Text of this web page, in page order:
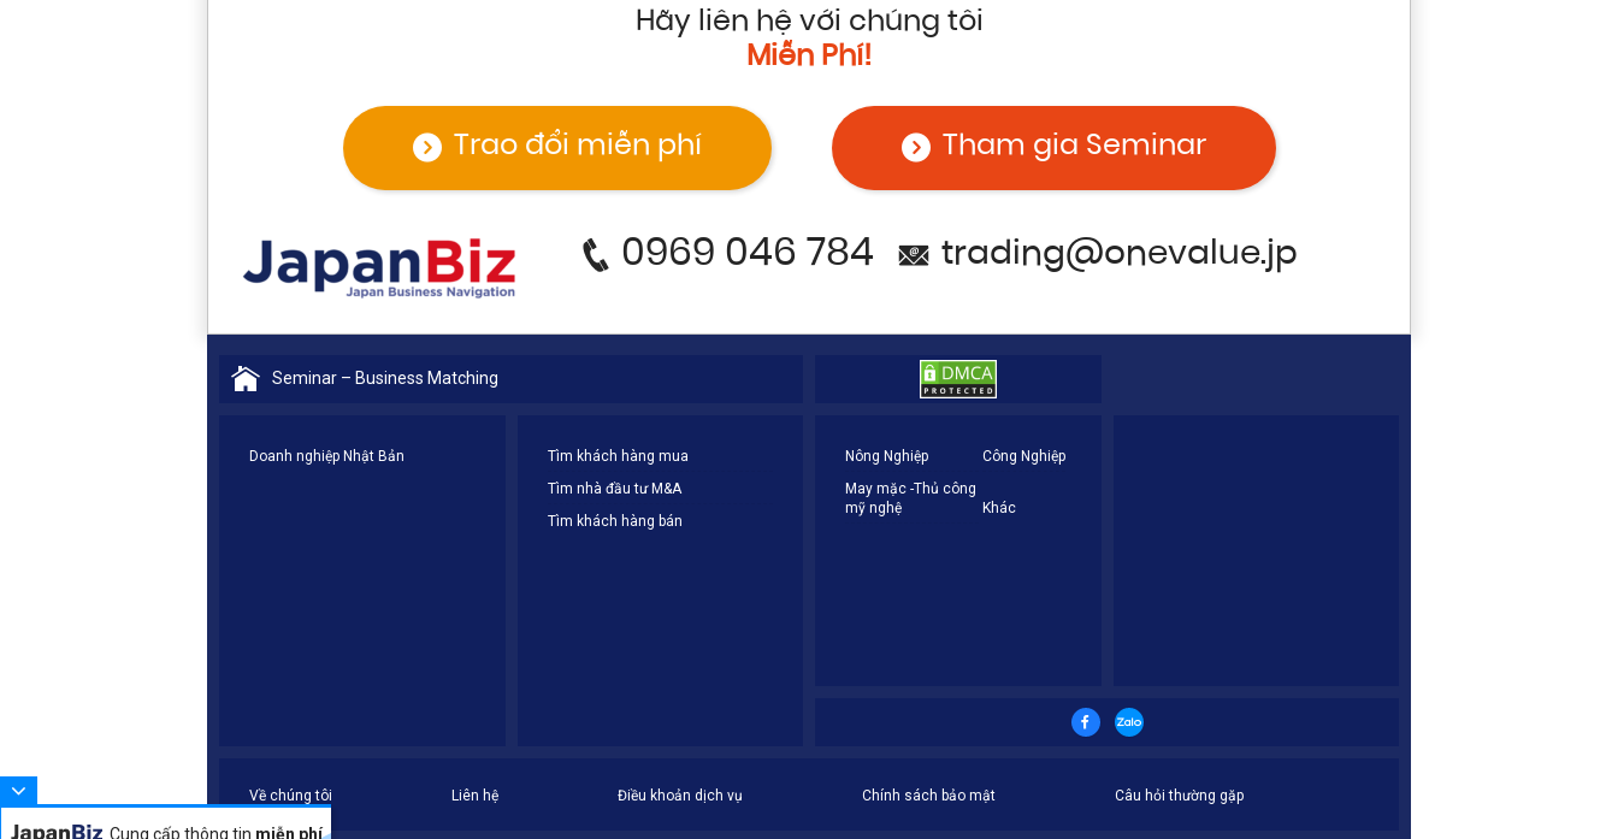
Hãy liên hệ với chúng tôi
Miễn Phí!
Trao đổi miễn phí Tham gia Seminar
0969 046 784 trading@onevalue.jp
Seminar – Business Matching
Doanh nghiệp Nhật Bản
Tìm khách hàng mua
Tìm nhà đầu tư M&A
Tìm khách hàng bán
Nông Nghiệp
Công Nghiệp
May mặc -Thủ công
mỹ nghệ
Khác
Về chúng tôi Liên hệ Điều khoản dịch vụ Chính sách bảo mật Câu hỏi thường gặp
Cung cấp thông tin miễn phí